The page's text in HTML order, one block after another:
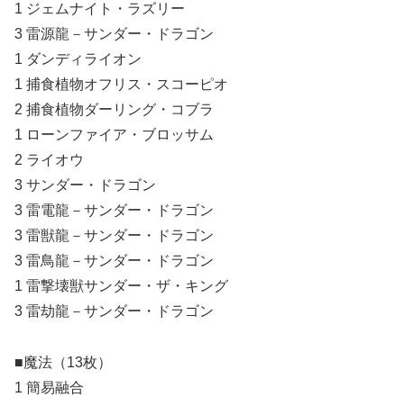
1 ジェムナイト・ラズリー
3 雷源龍－サンダー・ドラゴン
1 ダンディライオン
1 捕食植物オフリス・スコーピオ
2 捕食植物ダーリング・コブラ
1 ローンファイア・ブロッサム
2 ライオウ
3 サンダー・ドラゴン
3 雷電龍－サンダー・ドラゴン
3 雷獣龍－サンダー・ドラゴン
3 雷鳥龍－サンダー・ドラゴン
1 雷撃壊獣サンダー・ザ・キング
3 雷劫龍－サンダー・ドラゴン
■魔法（13枚）
1 簡易融合